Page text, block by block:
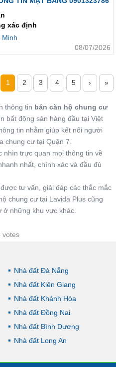
xác định
Minh
08/07/2026
1 2 3 4 5 › »
thông tin bán căn hộ chung cư
bất động sản hàng đầu tại Việt
tin nhằm giúp kết nối người
chung cư tại Quận 7.
nhìn trực quan mọi thông tin về
nhất, chính xác và đầu đủ
tư vấn, giải đáp các thắc mắc
chung cư tại Lavida Plus cũng
ở những khu vực khác.
votes
Nhà đất Đà Nẵng
Nhà đất Kiên Giang
Nhà đất Khánh Hòa
Nhà đất Đồng Nai
Nhà đất Bình Dương
Nhà đất Long An